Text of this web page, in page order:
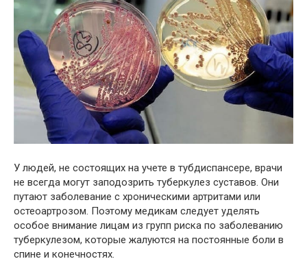
У людей, не состоящих на учете в тубдиспансере, врачи
не всегда могут заподозрить туберкулез суставов. Они
путают заболевание с хроническими артритами или
остеоартрозом. Поэтому медикам следует уделять
особое внимание лицам из групп риска по заболеванию
туберкулезом, которые жалуются на постоянные боли в
спине и конечностях.